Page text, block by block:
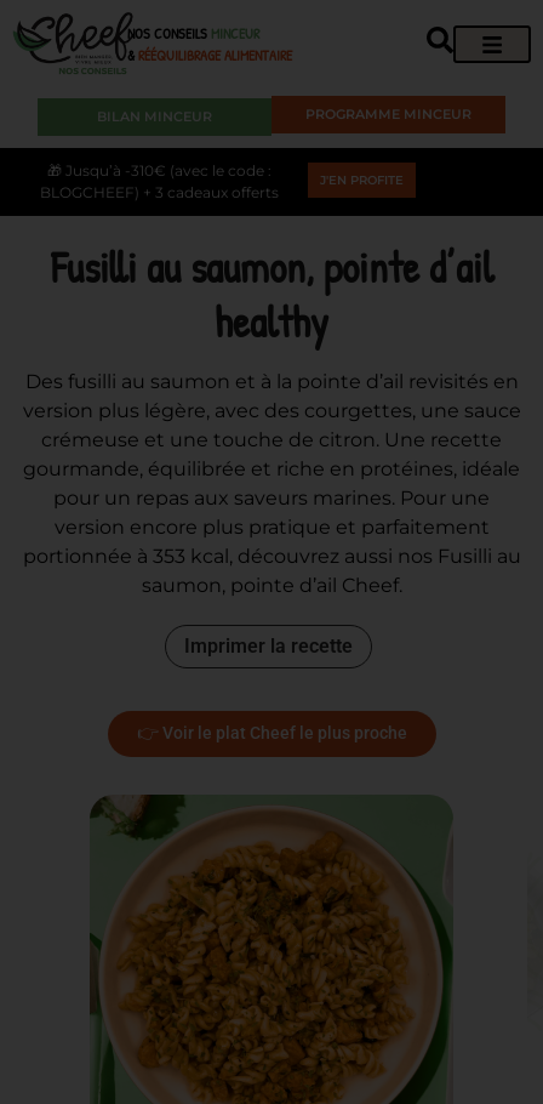
NOS CONSEILS MINCEUR
&RÉÉQUILIBRAGE ALIMENTAIRE
PROGRAMME MINCEUR
BILAN MINCEUR
🎁 Jusqu’à -310€ (avec le code :
BLOGCHEEF) + 3 cadeaux offerts
J'EN PROFITE
Fusilli au saumon, pointe d’ail
healthy
Des fusilli au saumon et à la pointe d’ail revisités en
version plus légère, avec des courgettes, une sauce
crémeuse et une touche de citron. Une recette
gourmande, équilibrée et riche en protéines, idéale
pour un repas aux saveurs marines. Pour une
version encore plus pratique et parfaitement
portionnée à 353 kcal, découvrez aussi nos Fusilli au
saumon, pointe d’ail Cheef.
Imprimer la recette
👉 Voir le plat Cheef le plus proche